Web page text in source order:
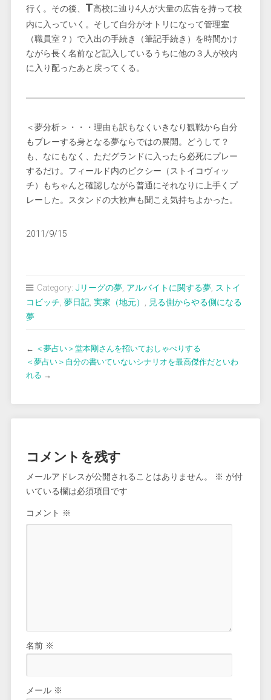
行く。その後、 T高校に辿り4人が大量の広告を持って校
内に入っていく。そして自分がオトリになって管理室
（職員室？）で入出の手続き（筆記手続き）を時間かけ
ながら長く名前など記入しているうちに他の３人が校内
に入り配ったあと戻ってくる。
＜夢分析＞・・・理由も訳もなくいきなり観戦から自分
もプレーする身となる夢ならではの展開。どうして？
も、なにもなく、ただグランドに入ったら必死にプレー
するだけ。フィールド内のピクシー（ストイコヴィッ
チ）もちゃんと確認しながら普通にそれなりに上手くプ
レーした。スタンドの大歓声も聞こえ気持ちよかった。
2011/9/15
Category: Jリーグの夢, アルバイトに関する夢, ストイ
コビッチ, 夢日記, 実家（地元） , 見る側からやる側になる
夢
← ＜夢占い＞堂本剛さんを招いておしゃべりする
＜夢占い＞自分の書いていないシナリオを最高傑作だといわ
れる →
コメントを残す
メールアドレスが公開されることはありません。 ※ が付
いている欄は必須項目です
コメント ※
名前 ※
メール ※